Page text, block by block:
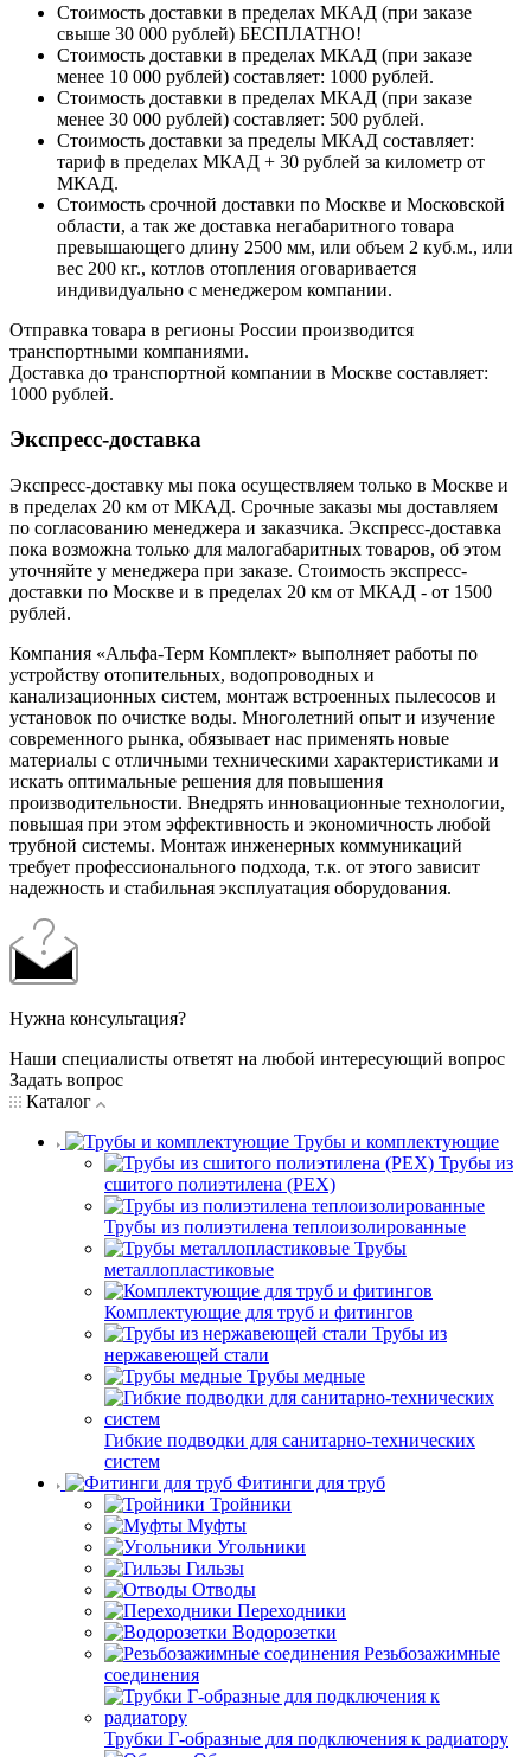
Стоимость доставки в пределах МКАД (при заказе
свыше 30 000 рублей) БЕСПЛАТНО!
Стоимость доставки в пределах МКАД (при заказе
менее 10 000 рублей) составляет: 1000 рублей.
Стоимость доставки в пределах МКАД (при заказе
менее 30 000 рублей) составляет: 500 рублей.
Стоимость доставки за пределы МКАД составляет:
тариф в пределах МКАД + 30 рублей за километр от
МКАД.
Стоимость срочной доставки по Москве и Московской
области, а так же доставка негабаритного товара
превышающего длину 2500 мм, или объем 2 куб.м., или
вес 200 кг., котлов отопления оговаривается
индивидуально с менеджером компании.
Отправка товара в регионы России производится
транспортными компаниями.
Доставка до транспортной компании в Москве составляет:
1000 рублей.
Экспресс-доставка
Экспресс-доставку мы пока осуществляем только в Москве и
в пределах 20 км от МКАД. Срочные заказы мы доставляем
по согласованию менеджера и заказчика. Экспресс-доставка
пока возможна только для малогабаритных товаров, об этом
уточняйте у менеджера при заказе. Стоимость экспресс-
доставки по Москве и в пределах 20 км от МКАД - от 1500
рублей.
Компания «Альфа-Терм Комплект» выполняет работы по
устройству отопительных, водопроводных и
канализационных систем, монтаж встроенных пылесосов и
установок по очистке воды. Многолетний опыт и изучение
современного рынка, обязывает нас применять новые
материалы с отличными техническими характеристиками и
искать оптимальные решения для повышения
производительности. Внедрять инновационные технологии,
повышая при этом эффективность и экономичность любой
трубной системы. Монтаж инженерных коммуникаций
требует профессионального подхода, т.к. от этого зависит
надежность и стабильная эксплуатация оборудования.
Нужна консультация?
Наши специалисты ответят на любой интересующий вопрос
Задать вопрос
Каталог
Трубы и комплектующие
Трубы из
сшитого полиэтилена (PEX)
Трубы из полиэтилена теплоизолированные
Трубы
металлопластиковые
Комплектующие для труб и фитингов
Трубы из
нержавеющей стали
Трубы медные
Гибкие подводки для санитарно-технических
систем
Фитинги для труб
Тройники
Муфты
Угольники
Гильзы
Отводы
Переходники
Водорозетки
Резьбозажимные
соединения
Трубки Г-образные для подключения к радиатору